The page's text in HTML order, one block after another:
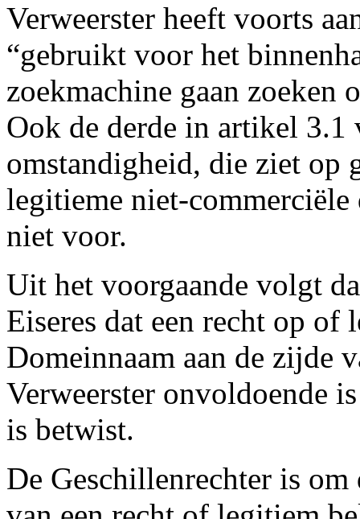
Verweerster heeft voorts
“gebruikt voor het
zoekmachine gaan zoeken
Ook de derde in artikel 3.1
omstandigheid, die ziet op
legitieme niet-
niet voor.
Uit het voorgaande volgt
Eiseres dat een recht op
Domeinnaam aan de zijde
Verweerster onvoldoende
is betwist.
De Geschillenrechter is